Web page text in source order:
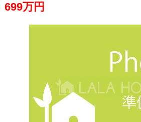
699万円